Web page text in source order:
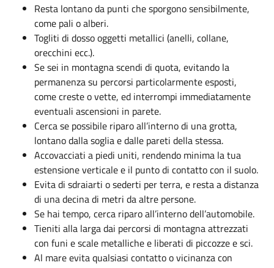
Resta lontano da punti che sporgono sensibilmente,
come pali o alberi.
Togliti di dosso oggetti metallici (anelli, collane,
orecchini ecc.).
Se sei in montagna scendi di quota, evitando la
permanenza su percorsi particolarmente esposti,
come creste o vette, ed interrompi immediatamente
eventuali ascensioni in parete.
Cerca se possibile riparo all’interno di una grotta,
lontano dalla soglia e dalle pareti della stessa.
Accovacciati a piedi uniti, rendendo minima la tua
estensione verticale e il punto di contatto con il suolo.
Evita di sdraiarti o sederti per terra, e resta a distanza
di una decina di metri da altre persone.
Se hai tempo, cerca riparo all’interno dell’automobile.
Tieniti alla larga dai percorsi di montagna attrezzati
con funi e scale metalliche e liberati di piccozze e sci.
Al mare evita qualsiasi contatto o vicinanza con